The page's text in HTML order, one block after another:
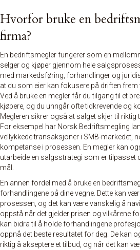
Hvorfor bruke en
firma?
En bedriftsmegler fungerer som en
selger og kjøper gjennom hele
med markedsføring, forhandlinger og
at du som eier kan fokusere på driften frem
Ved å bruke en megler får du tilgang til et
kjøpere, og du unngår ofte tidkrevende og
Megleren sikrer også at salget skjer til riktig
For eksempel har Norsk Bedriftsmegling
vellykkede transaksjoner i SMB-markedet,
kompetanse i prosessen. En megler kan
utarbeide en salgsstrategi som er tilpasset
mål.
En annen fordel med å bruke en
forhandlingene på dine vegne. Dette kan
prosessen, og det kan være vanskelig å
oppstå når det gjelder prisen og vilkårene
kan bidra til å holde forhandlingene
oppnå det beste resultatet for deg. De kan
riktig å akseptere et tilbud, og når det kan